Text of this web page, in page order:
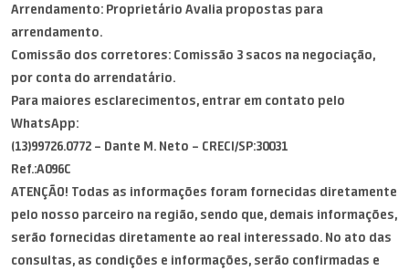
Arrendamento: Proprietário Avalia propostas para
arrendamento.
Comissão dos corretores: Comissão 3 sacos na negociação,
por conta do arrendatário.
Para maiores esclarecimentos, entrar em contato pelo
WhatsApp:
(13)99726.0772 – Dante M. Neto – CRECI/SP:30031
Ref.:A096C
ATENÇÃO! Todas as informações foram fornecidas diretamente
pelo nosso parceiro na região, sendo que, demais informações,
serão fornecidas diretamente ao real interessado. No ato das
consultas, as condições e informações, serão confirmadas e